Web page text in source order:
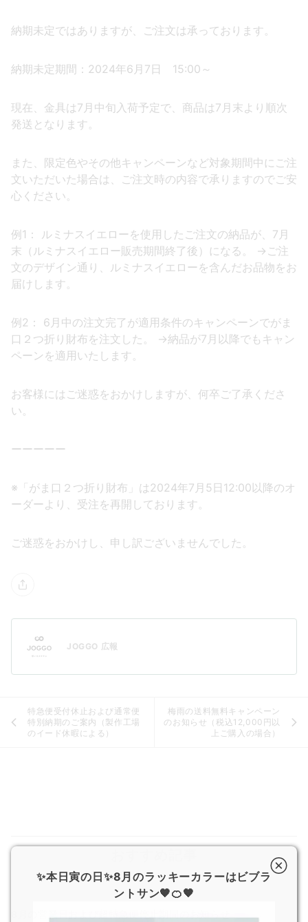
納期未定ではありますが、ご注文は承っております。
納期未定期間：2024年6月7日 15:00～
現在、金具は7月中旬入荷予定で、商品は7月末より順次
発送となります。
また、限定色やその他キャンペーンなど対象期間中にご注
文いただいた場合は、ご注文時の内容で承りますのでご安
心ください。
例1： ルミナスイエローを使用したご注文の納品が、7月
末（ルミナスイエロー販売期間終了後）になる。 →ご注
文のデザイン通り、ルミナスイエローを含んだお品物をお
届けします。
例2： 6月中の注文完了が適用条件のキャンペーンでがま
口２つ折り財布を注文した。 →納品が7月以降でもキャン
ペーンを適用いたします。
お客様にはご迷惑をおかけしますが、何卒ご了承くださ
い。
ーーーーー
※「がま口２つ折り財布」は2024年7月5日12:00以降のオ
ーダーより、受注を再開しております。
ご迷惑をおかけし、申し訳ございませんでした。
JOGGO 広報
特急便受付休止および通常便
特別納期のご案内（製作工場
のイード休暇による）
梅雨の送料無料キャンペーン
のお知らせ（税込12,000円以
上ご購入の場合）
✨本日寅の日✨8月のラッキーカラーはビブラ
ントサン🧡🍊🧡